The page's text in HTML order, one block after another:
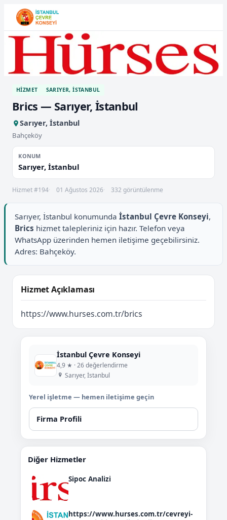
HIZMET SARIYER, İSTANBUL
Brics — Sarıyer, İstanbul
Sarıyer, İstanbul
Bahçeköy
KONUM
Sarıyer, İstanbul
Hizmet #194 01 Ağustos 2026 332 görüntülenme
Sarıyer, İstanbul konumunda İstanbul Çevre Konseyi,
Brics hizmet talepleriniz için hazır. Telefon veya
WhatsApp üzerinden hemen iletişime geçebilirsiniz.
Adres: Bahçeköy.
Hizmet Açıklaması
https://www.hurses.com.tr/brics
İstanbul Çevre Konseyi
4,9 ★ · 26 değerlendirme
Sarıyer, İstanbul
Yerel işletme — hemen iletişime geçin
Firma Profili
Diğer Hizmetler
Sipoc Analizi
https://www.hurses.com.tr/cevreyi-